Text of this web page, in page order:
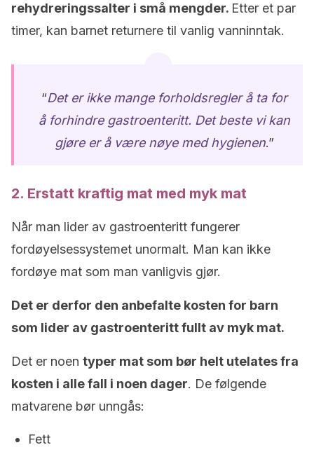
rehydreringssalter i små mengder. Etter et par
timer, kan barnet returnere til vanlig vanninntak.
“Det er ikke mange forholdsregler å ta for
å forhindre gastroenteritt. Det beste vi kan
gjøre er å være nøye med hygienen.”
2. Erstatt kraftig mat med myk mat
Når man lider av gastroenteritt fungerer
fordøyelsessystemet unormalt. Man kan ikke
fordøye mat som man vanligvis gjør.
Det er derfor den anbefalte kosten for barn
som lider av gastroenteritt fullt av myk mat.
Det er noen typer mat som bør helt utelates fra
kosten i alle fall i noen dager. De følgende
matvarene bør unngås:
Fett